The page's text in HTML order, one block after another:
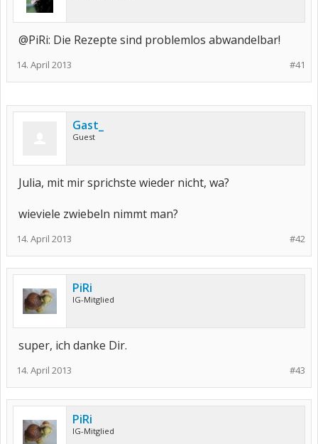
@PiRi: Die Rezepte sind problemlos abwandelbar!
#41
14. April 2013
Gast_
Guest
Julia, mit mir sprichste wieder nicht, wa?
wieviele zwiebeln nimmt man?
#42
14. April 2013
PiRi
IG-Mitglied
super, ich danke Dir.
#43
14. April 2013
PiRi
IG-Mitglied